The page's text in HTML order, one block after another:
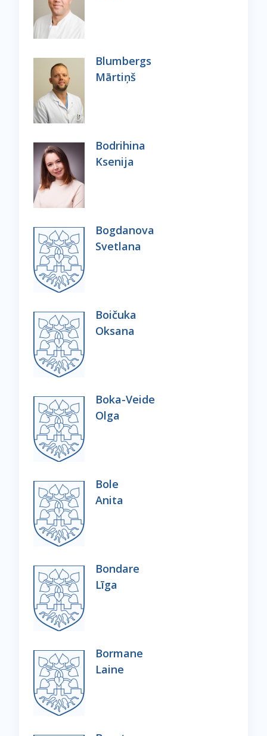
Blumbergs
Mārtiņš
Bodrihina
Ksenija
Bogdanova
Svetlana
Boičuka
Oksana
Boka-Veide
Olga
Bole
Anita
Bondare
Līga
Bormane
Laine